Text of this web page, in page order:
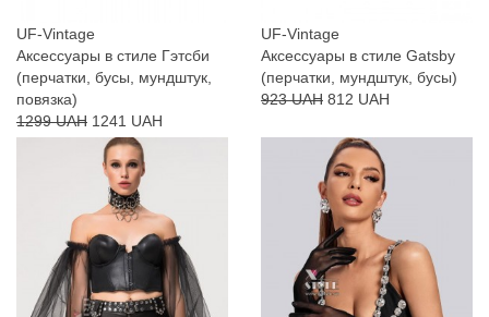
UF-Vintage
Аксессуары в стиле Гэтсби
(перчатки, бусы, мундштук,
повязка)
1299 UAH 1241 UAH
UF-Vintage
Аксессуары в стиле Gatsby
(перчатки, мундштук, бусы)
923 UAH 812 UAH